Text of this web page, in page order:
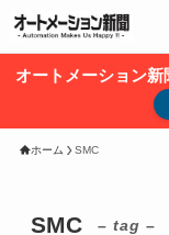
オートメーション
ホーム SMC
SMC – tag –